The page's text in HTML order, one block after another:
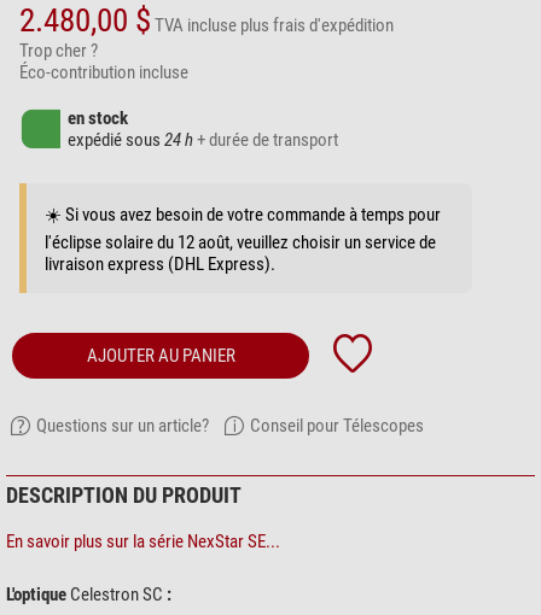
2.480,00 $ TVA incluse plus frais d'expédition
Trop cher ?
Éco-contribution incluse
en stock
expédié sous 24 h+ durée de transport
☀️ Si vous avez besoin de votre commande à temps pour
l'éclipse solaire du 12 août, veuillez choisir un service de
livraison express (DHL Express).
AJOUTER AU PANIER
Questions sur un article? Conseil pour Télescopes
DESCRIPTION DU PRODUIT
En savoir plus sur la série NexStar SE...
L'optique Celestron SC :